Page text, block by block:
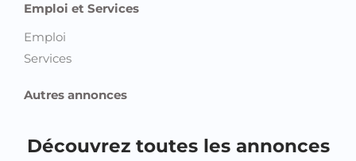
Emploi et Services
Emploi
Services
Autres annonces
Découvrez toutes les annonces